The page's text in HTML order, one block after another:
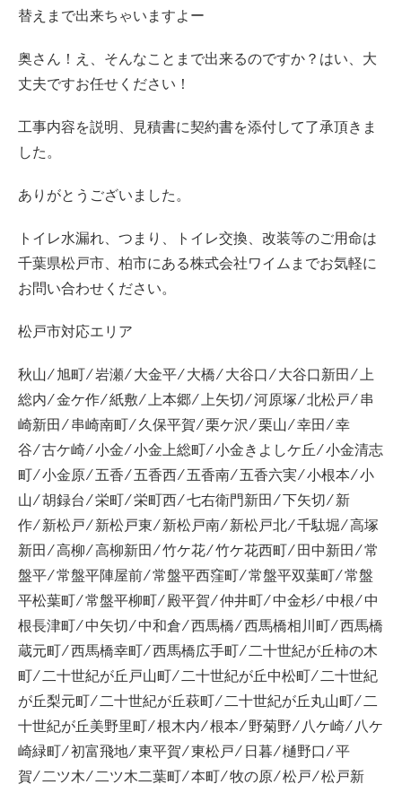
替えまで出来ちゃいますよー
奥さん！え、そんなことまで出来るのですか？はい、大
丈夫ですお任せください！
工事内容を説明、見積書に契約書を添付して了承頂きま
した。
ありがとうございました。
トイレ水漏れ、つまり、トイレ交換、改装等のご用命は
千葉県松戸市、柏市にある株式会社ワイムまでお気軽に
お問い合わせください。
松戸市対応エリア
秋山 ⁄ 旭町 ⁄ 岩瀬 ⁄ 大金平 ⁄ 大橋 ⁄ 大谷口 ⁄ 大谷口新田 ⁄ 上
総内 ⁄ 金ケ作 ⁄ 紙敷 ⁄ 上本郷 ⁄ 上矢切 ⁄ 河原塚 ⁄ 北松戸 ⁄ 串
崎新田 ⁄ 串崎南町 ⁄ 久保平賀 ⁄ 栗ケ沢 ⁄ 栗山 ⁄ 幸田 ⁄ 幸
谷 ⁄ 古ケ崎 ⁄ 小金 ⁄ 小金上総町 ⁄ 小金きよしケ丘 ⁄ 小金清志
町 ⁄ 小金原 ⁄ 五香 ⁄ 五香西 ⁄ 五香南 ⁄ 五香六実 ⁄ 小根本 ⁄ 小
山 ⁄ 胡録台 ⁄ 栄町 ⁄ 栄町西 ⁄ 七右衛門新田 ⁄ 下矢切 ⁄ 新
作 ⁄ 新松戸 ⁄ 新松戸東 ⁄ 新松戸南 ⁄ 新松戸北 ⁄ 千駄堀 ⁄ 高塚
新田 ⁄ 高柳 ⁄ 高柳新田 ⁄ 竹ケ花 ⁄ 竹ケ花西町 ⁄ 田中新田 ⁄ 常
盤平 ⁄ 常盤平陣屋前 ⁄ 常盤平西窪町 ⁄ 常盤平双葉町 ⁄ 常盤
平松葉町 ⁄ 常盤平柳町 ⁄ 殿平賀 ⁄ 仲井町 ⁄ 中金杉 ⁄ 中根 ⁄ 中
根長津町 ⁄ 中矢切 ⁄ 中和倉 ⁄ 西馬橋 ⁄ 西馬橋相川町 ⁄ 西馬橋
蔵元町 ⁄ 西馬橋幸町 ⁄ 西馬橋広手町 ⁄ 二十世紀が丘柿の木
町 ⁄ 二十世紀が丘戸山町 ⁄ 二十世紀が丘中松町 ⁄ 二十世紀
が丘梨元町 ⁄ 二十世紀が丘萩町 ⁄ 二十世紀が丘丸山町 ⁄ 二
十世紀が丘美野里町 ⁄ 根木内 ⁄ 根本 ⁄ 野菊野 ⁄ 八ケ崎 ⁄ 八ケ
崎緑町 ⁄ 初富飛地 ⁄ 東平賀 ⁄ 東松戸 ⁄ 日暮 ⁄ 樋野口 ⁄ 平
賀 ⁄ 二ツ木 ⁄ 二ツ木二葉町 ⁄ 本町 ⁄ 牧の原 ⁄ 松戸 ⁄ 松戸新